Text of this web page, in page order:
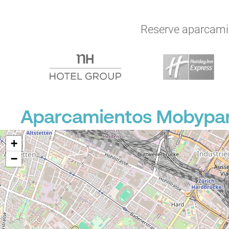
Reserve
Aparcamientos
+
−